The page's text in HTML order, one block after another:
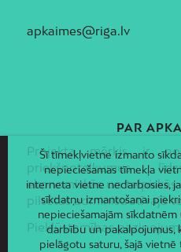
apkaimes@riga.lv
PAR
Projekta mērķis ir
priekšnoteikumus
ekonomiskās un
pilsētas administratīvajā
Piekļūstamības
Šī tīmekļvietne izmanto
nepieciešamas tīmekļa
interneta vietne nedarbosies,
sīkdatņu izmantošanai
nepieciešamajām
darbību un pakalpojumus,
pielāgotu saturu, šajā